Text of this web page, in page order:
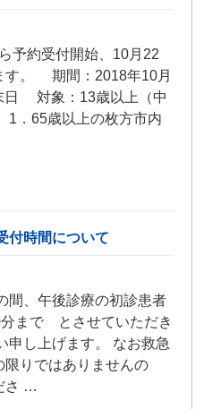
予約受付開始、10月22
す。 期間：2018年10月
日 対象：13歳以上（中
65歳以上の枚方市内
付時間について
間、午後診療の初診患者
まで とさせていただき
申し上げます。 なお救急
りではありませんの
さ …